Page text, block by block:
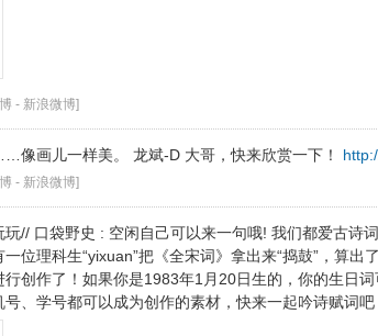
- 新浪微博]
像画儿一样美。 龙斌-D 大哥，快来欣赏一下！
- 新浪微博]
玩// 口袋野史 : 空闲自己可以来一句哦! 我们都爱古诗
位理科生“yixuan”把《全宋词》拿出来“捣鼓”，算
创作了！如果你是1983年1月20日生的，你的生日
、学号都可以成为创作的素材，快来一起吟诗赋词吧